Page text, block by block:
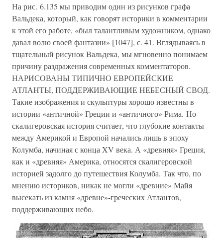
На рис. 6.135 мы приводим один из рисунков графа
Вальдека, который, как говорят историки в комментарии
к этой его работе, «был талантливым художником, однако
давал волю своей фантазии» [1047], с. 41. Вглядываясь в
тщательный рисунок Вальдека, мы мгновенно понимаем
причину раздражения современных комментаторов.
НАРИСОВАНЫ ТИПИЧНО ЕВРОПЕЙСКИЕ
АТЛАНТЫ, ПОДДЕРЖИВАЮЩИЕ НЕБЕСНЫЙ СВОД.
Такие изображения и скульптуры хорошо известны в
истории «античной» Греции и «античного» Рима. Но
скалигеровская история считает, что глубокие контакты
между Америкой и Европой начались лишь в эпоху
Колумба, начиная с конца XV века. А «древняя» Греция,
как и «древняя» Америка, относятся скалигеровской
историей задолго до путешествия Колумба. Так что, по
мнению историков, никак не могли «древние» Майя
высекать из камня «древне»-греческих Атлантов,
поддерживающих небо.